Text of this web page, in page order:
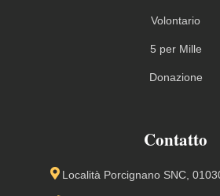
Volontario
5 per Mille
Donazione
Contatto
Località Porcignano SNC,